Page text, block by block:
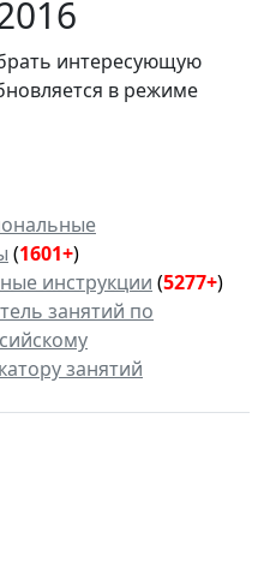
интересующую
в режиме
(1601+)
инструкции (5277+)
занятий по
занятий